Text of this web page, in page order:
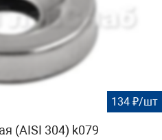
134 ₽/шт
(AISI 304) k079